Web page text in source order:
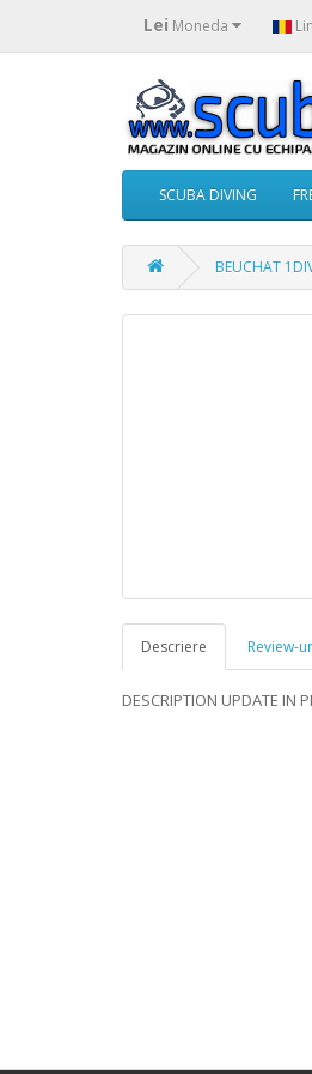
Lei Moneda
SCUBA DIVING
BEUCHAT
Descriere Review-
DESCRIPTION UPDATE IN